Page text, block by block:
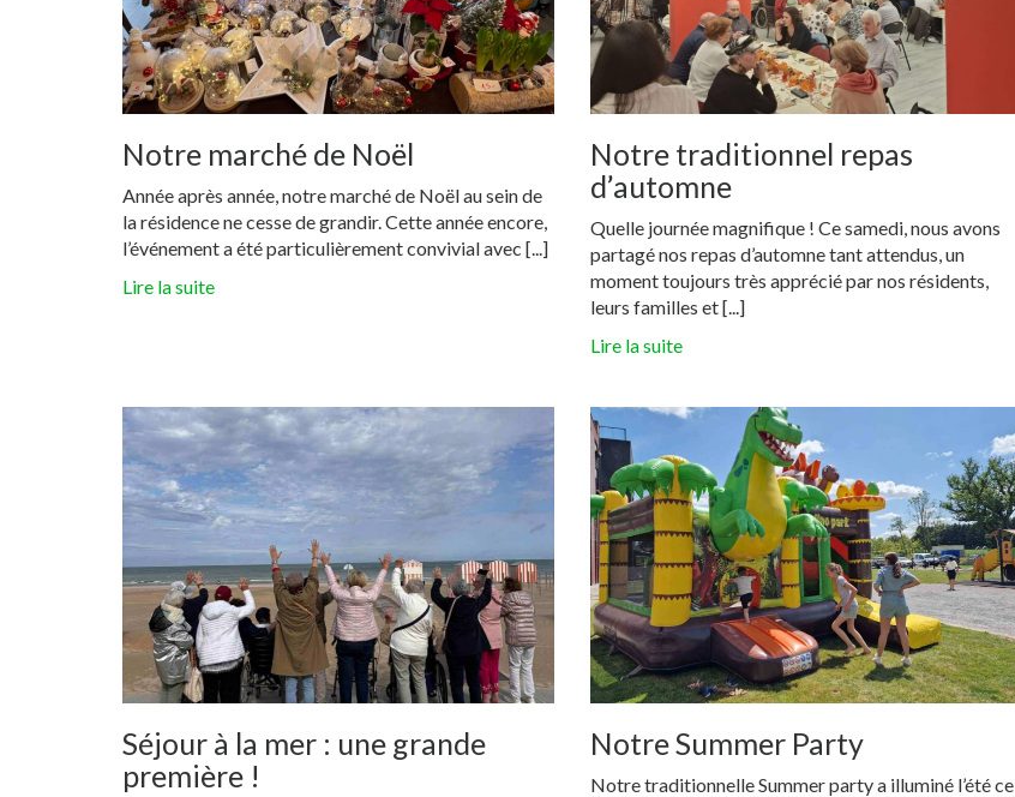
Notre marché de Noël
Année après année, notre marché de Noël au sein de
la résidence ne cesse de grandir. Cette année encore,
l’événement a été particulièrement convivial avec [...]
Lire la suite
Notre traditionnel repas
d’automne
Quelle journée magnifique ! Ce samedi, nous avons
partagé nos repas d’automne tant attendus, un
moment toujours très apprécié par nos résidents,
leurs familles et [...]
Lire la suite
Séjour à la mer : une grande
première !
Notre Summer Party
Notre traditionnelle Summer party a illuminé l’été ce